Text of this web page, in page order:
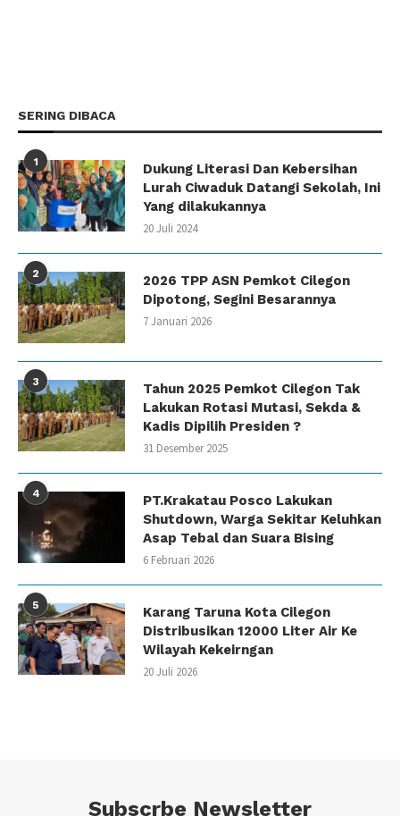
SERING DIBACA
1
Dukung Literasi Dan Kebersihan
Lurah Ciwaduk Datangi Sekolah, Ini
Yang dilakukannya
20 Juli 2024
2
2026 TPP ASN Pemkot Cilegon
Dipotong, Segini Besarannya
7 Januari 2026
3
Tahun 2025 Pemkot Cilegon Tak
Lakukan Rotasi Mutasi, Sekda &
Kadis Dipilih Presiden ?
31 Desember 2025
4
PT.Krakatau Posco Lakukan
Shutdown, Warga Sekitar Keluhkan
Asap Tebal dan Suara Bising
6 Februari 2026
5
Karang Taruna Kota Cilegon
Distribusikan 12000 Liter Air Ke
Wilayah Kekeirngan
20 Juli 2026
Subscrbe Newsletter